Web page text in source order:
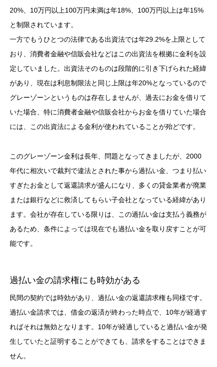
20%、10万円以上100万円未満は年18%、100万円以上は年15%
と制限されています。
一方でもうひとつの法律である出資法では年29.2%を上限として
おり、消費者金融や信販会社などはこの出資法を根拠に金利を設
定していました。出資法そのものは段階的に引き下げられた経緯
があり、現在は利息制限法と同じ上限は年20%となっているので
グレーゾーンというものは存在しませんが、過去にお金を借りて
いた場合、特に消費者金融や信販会社からお金を借りていた場合
には、この出資法による金利が使われていることが殆どです。
このグレーゾーン金利は長年、問題となってきましたが、2000
年代に相次いで裁判で違法とされた事から過払い金、つまり払い
すぎたお金として返還請求が盛んになり、多くの貸金業者が廃業
または銀行などに救済してもらい子会社となっている経緯があり
ます。会社が存在している限りは、この過払い金は支払う義務が
あるため、条件によっては現在でも過払い金を取り戻すことが可
能です。
過払い金の請求権にも時効がある
民間の契約では時効があり、過払い金の返還請求権も同様です。
過払い金請求では、借金の返済が終わった時点で、10年が経過す
ればそれは無効となります。10年が経過していると過払い金が発
生していたと証明することができても、請求をすることはできま
せん。